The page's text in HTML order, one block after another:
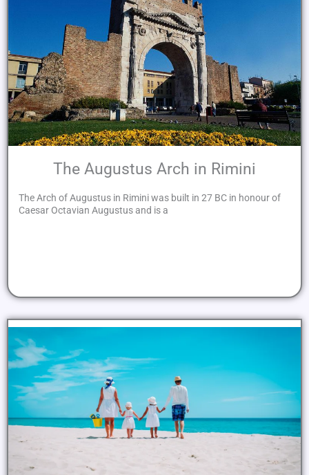
The Augustus Arch in Rimini
The Arch of Augustus in Rimini was built in 27 BC in honour of
Caesar Octavian Augustus and is a